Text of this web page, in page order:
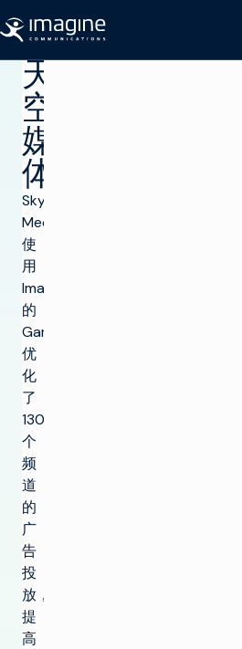
天
空
媒
体
Sky
Media
使
用
Imagine
的
GamePlan
优
化
了
130
个
频
道
的
广
告
投
放，
提
高